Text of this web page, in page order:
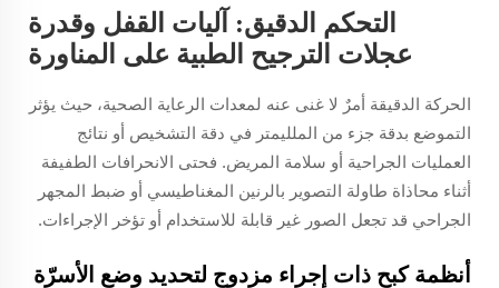
التحكم الدقيق: آليات القفل وقدرة
عجلات الترجيح الطبية على المناورة
الحركة الدقيقة أمرٌ لا غنى عنه لمعدات الرعاية الصحية، حيث يؤثر
التموضع بدقة جزء من الملليمتر في دقة التشخيص أو نتائج
العمليات الجراحية أو سلامة المريض. فحتى الانحرافات الطفيفة
أثناء محاذاة طاولة التصوير بالرنين المغناطيسي أو ضبط المجهر
الجراحي قد تجعل الصور غير قابلة للاستخدام أو تؤخر الإجراءات.
أنظمة كبح ذات إجراء مزدوج لتحديد وضع الأسرّة